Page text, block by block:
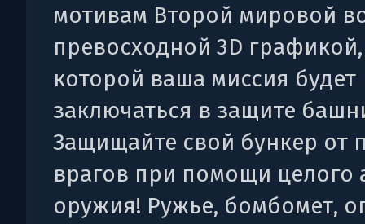
мотивам Второй мировой
превосходной 3D
которой ваша миссия будет
заключаться в защите
Защищайте свой бункер от
врагов при помощи целого
оружия! Ружье, бомбомет,